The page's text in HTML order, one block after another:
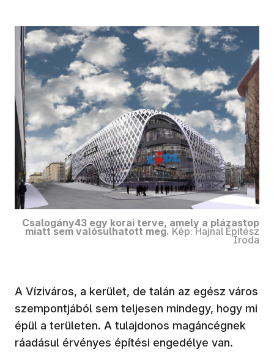
Csalogány43 egy korai terve, amely a plázastop
miatt sem valósulhatott meg. Kép: Hajnal Építész
Iroda
A Víziváros, a kerület, de talán az egész város
szempontjából sem teljesen mindegy, hogy mi
épül a területen. A tulajdonos magáncégnek
ráadásul érvényes építési engedélye van.